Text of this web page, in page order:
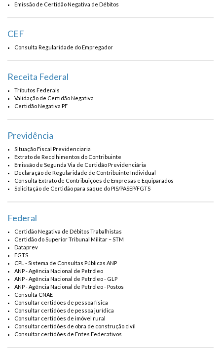
Emissão de Certidão Negativa de Débitos
CEF
Consulta Regularidade do Empregador
Receita Federal
Tributos Federais
Validação de Certidão Negativa
Certidão Negativa PF
Previdência
Situação Fiscal Previdenciaria
Extrato de Recolhimentos do Contribuinte
Emissão de Segunda Via de Certidão Previdenciária
Declaração de Regularidade de Contribuinte Individual
Consulta Extrato de Contribuições de Empresas e Equiparados
Solicitação de Certidão para saque do PIS/PASEP/FGTS
Federal
Certidão Negativa de Débitos Trabalhistas
Certidão do Superior Tribunal Militar – STM
Dataprev
FGTS
CPL - Sistema de Consultas Públicas ANP
ANP - Agência Nacional de Petróleo
ANP - Agência Nacional de Petróleo - GLP
ANP - Agência Nacional de Petróleo - Postos
Consulta CNAE
Consultar certidões de pessoa física
Consultar certidões de pessoa jurídica
Consultar certidões de imóvel rural
Consultar certidões de obra de construção civil
Consultar certidões de Entes Federativos